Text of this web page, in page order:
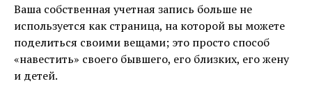
Ваша собственная учетная запись больше не
используется как страница, на которой вы можете
поделиться своими вещами; это просто способ
«навестить» своего бывшего, его близких, его жену
и детей.